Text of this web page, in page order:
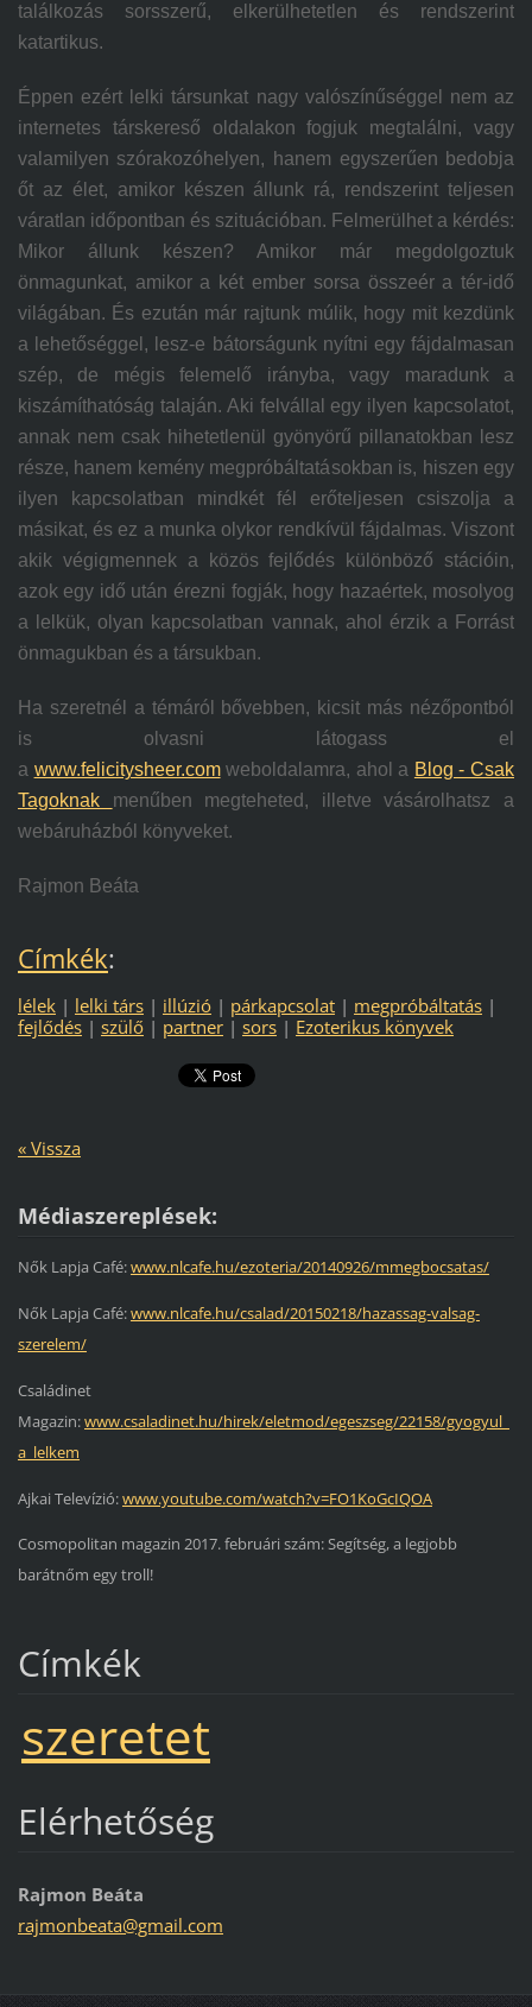
találkozás sorsszerű, elkerülhetetlen és rendszerint
katartikus.
Éppen ezért lelki társunkat nagy valószínűséggel nem az
internetes társkereső oldalakon fogjuk megtalálni, vagy
valamilyen szórakozóhelyen, hanem egyszerűen bedobja
őt az élet, amikor készen állunk rá, rendszerint teljesen
váratlan időpontban és szituációban. Felmerülhet a kérdés:
Mikor állunk készen? Amikor már megdolgoztuk
önmagunkat, amikor a két ember sorsa összeér a tér-idő
világában. És ezután már rajtunk múlik, hogy mit kezdünk
a lehetőséggel, lesz-e bátorságunk nyítni egy fájdalmasan
szép, de mégis felemelő irányba, vagy maradunk a
kiszámíthatóság talaján. Aki felvállal egy ilyen kapcsolatot,
annak nem csak hihetetlenül gyönyörű pillanatokban lesz
része, hanem kemény megpróbáltatásokban is, hiszen egy
ilyen kapcsolatban mindkét fél erőteljesen csiszolja a
másikat, és ez a munka olykor rendkívül fájdalmas. Viszont
akik végigmennek a közös fejlődés különböző stációin,
azok egy idő után érezni fogják, hogy hazaértek, mosolyog
a lelkük, olyan kapcsolatban vannak, ahol érzik a Forrást
önmagukban és a társukban.
Ha szeretnél a témáról bővebben, kicsit más nézőpontból
is olvasni látogass el
a www.felicitysheer.comweboldalamra, ahol a Blog - Csak
Tagoknak menűben megteheted, illetve vásárolhatsz a
webáruházból könyveket.
Rajmon Beáta
Címkék:
lélek | lelki társ | illúzió | párkapcsolat | megpróbáltatás |
fejlődés | szülő | partner | sors | Ezoterikus könyvek
« Vissza
Médiaszereplések:
Nők Lapja Café:www.nlcafe.hu/ezoteria/20140926/mmegbocsatas/
Nők Lapja Café:www.nlcafe.hu/csalad/20150218/hazassag-valsag-
szerelem/
Családinet
Magazin:www.csaladinet.hu/hirek/eletmod/egeszseg/22158/gyogyul_
a_lelkem
Ajkai Televízió:www.youtube.com/watch?v=FO1KoGcIQOA
Cosmopolitan magazin 2017. februári szám: Segítség, a legjobb
barátnőm egy troll!
Címkék
szeretet
Elérhetőség
Rajmon Beáta
rajmonbeata@gmail.com